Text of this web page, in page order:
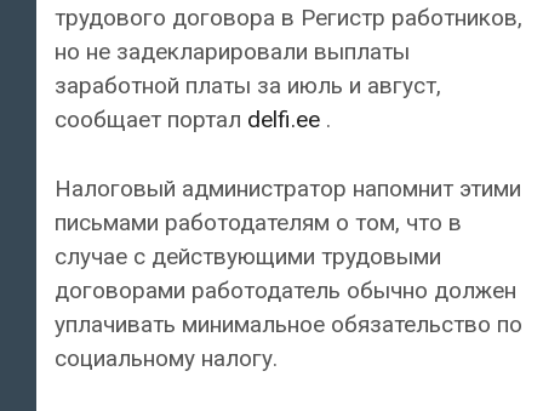
трудового договора в Регистр работников,
но не задекларировали выплаты
заработной платы за июль и август,
сообщает портал delfi.ee .
Налоговый администратор напомнит этими
письмами работодателям о том, что в
случае с действующими трудовыми
договорами работодатель обычно должен
уплачивать минимальное обязательство по
социальному налогу.